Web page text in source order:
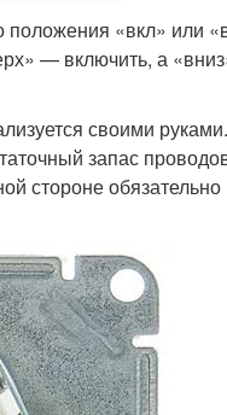
положения «вкл» или
— включить, а
своими
запас
стороне обязательно